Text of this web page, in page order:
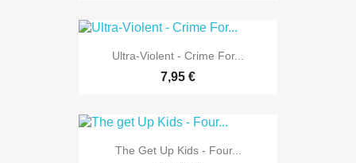
Ultra-Violent - Crime For...
7,95 €
The Get Up Kids - Four...